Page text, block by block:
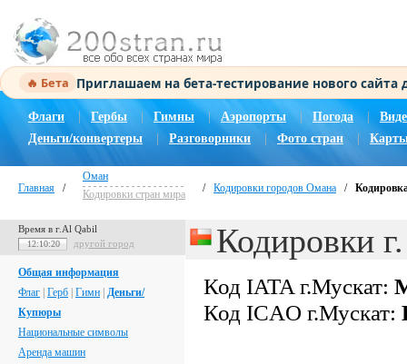
🔥 Бета Приглашаем на бета-тестирование нового
Флаги Гербы Гимны | Аэропорты Погода |
Деньги/конвертеры
Разговорники Фото стран
Главная /
Оман
Кодировки стран мира
/ Кодировки городов Омана /
Время в г.Al Qabil
12:10:21 другой город
Общая информация
Флаг Герб Гимн Деньги/
Купюры
Национальные символы
Аренда машин
Кодировки
Код IATA г.Мускат:
Код ICAO г.Мускат: